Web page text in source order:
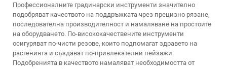
Профессионалните градинарски инструменти значително
подобряват качеството на поддръжката чрез прецизно рязане,
последователна производителност и намаляване на простоите
на оборудването. По-висококачествените инструменти
осигуряват по-чисти резове, които подпомагат здравето на
растенията и създават по-привлекателни пейзажи.
Подобренията в качеството намаляват необходимостта от